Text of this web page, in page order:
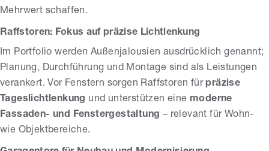
Mehrwert schaffen.
Raffstoren: Fokus auf präzise Lichtlenkung
Im Portfolio werden Außenjalousien ausdrücklich genannt;
Planung, Durchführung und Montage sind als Leistungen
verankert. Vor Fenstern sorgen Raffstoren für präzise
Tageslichtlenkung und unterstützen eine moderne
Fassaden- und Fenstergestaltung – relevant für Wohn-
wie Objektbereiche.